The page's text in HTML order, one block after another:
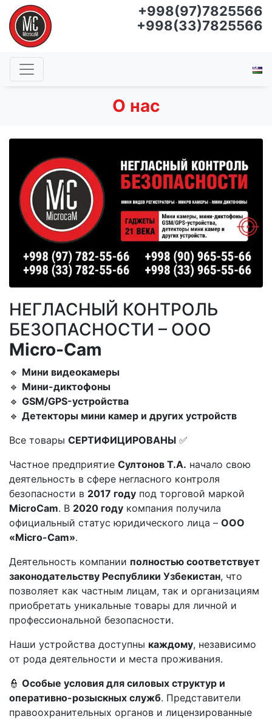
+998(97)7825566
+998(33)7825566
О нас
НЕГЛАСНЫЙ КОНТРОЛЬ
БЕЗОПАСНОСТИ – ООО
Micro-Cam
🔹 Мини видеокамеры
🔹 Мини-диктофоны
🔹 GSM/GPS-устройства
🔹 Детекторы мини камер и других устройств
Все товары СЕРТИФИЦИРОВАНЫ ✅
Частное предприятие Султонов Т.А. начало свою
деятельность в сфере негласного контроля
безопасности в 2017 году под торговой маркой
MicroCam. В 2020 году компания получила
официальный статус юридического лица – ООО
«Micro-Cam».
Деятельность компании полностью соответствует
законодательству Республики Узбекистан, что
позволяет как частным лицам, так и организациям
приобретать уникальные товары для личной и
профессиональной безопасности.
Наши устройства доступны каждому, независимо
от рода деятельности и места проживания.
👮 Особые условия для силовых структур и
оперативно-розыскных служб. Представители
правоохранительных органов и лицензированные